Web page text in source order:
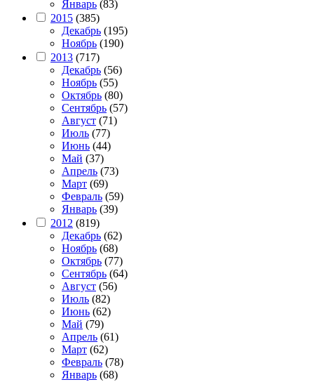
Январь (83)
2015 (385)
Декабрь (195)
Ноябрь (190)
2013 (717)
Декабрь (56)
Ноябрь (55)
Октябрь (80)
Сентябрь (57)
Август (71)
Июль (77)
Июнь (44)
Май (37)
Апрель (73)
Март (69)
Февраль (59)
Январь (39)
2012 (819)
Декабрь (62)
Ноябрь (68)
Октябрь (77)
Сентябрь (64)
Август (56)
Июль (82)
Июнь (62)
Май (79)
Апрель (61)
Март (62)
Февраль (78)
Январь (68)